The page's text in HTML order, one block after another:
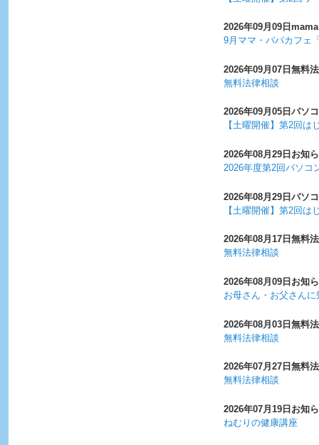
2026年09月09日
9月ママ・パパカフェ
2026年09月07日 無料
無料法律相談
2026年09月05日 パソ
【土曜開催】第2回は
2026年08月29日 お知
2026年度第2回パソコ
2026年08月29日 パソ
【土曜開催】第2回は
2026年08月17日 無料
無料法律相談
2026年08月09日 お知
お母さん・お父さん
2026年08月03日 無料
無料法律相談
2026年07月27日 無料
無料法律相談
2026年07月19日 お知
ねむりの健康講座